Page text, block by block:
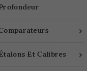


Et Calibres